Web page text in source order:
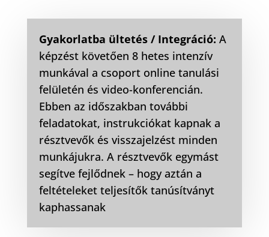
Gyakorlatba ültetés / Integráció: A
képzést követően 8 hetes intenzív
munkával a csoport online tanulási
felületén és video-konferencián.
Ebben az időszakban további
feladatokat, instrukciókat kapnak a
résztvevők és visszajelzést minden
munkájukra. A résztvevők egymást
segítve fejlődnek – hogy aztán a
feltételeket teljesítők tanúsítványt
kaphassanak